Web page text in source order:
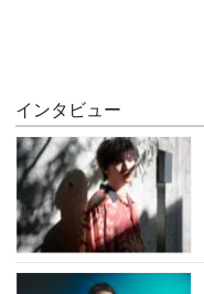
インタビュー